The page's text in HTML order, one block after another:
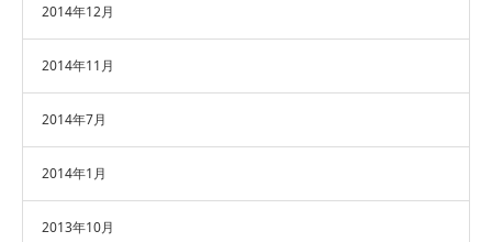
2014年12月
2014年11月
2014年7月
2014年1月
2013年10月